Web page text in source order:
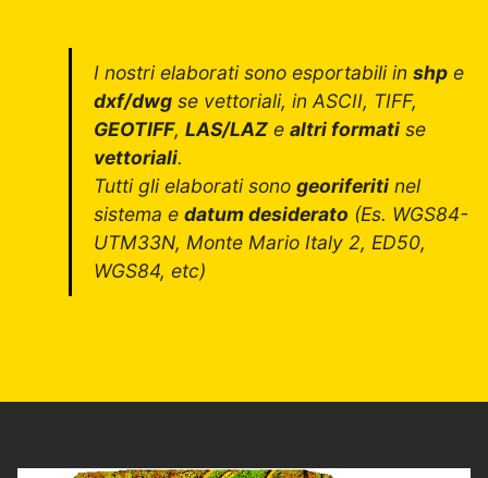
I nostri elaborati sono esportabili in shp e
dxf/dwg se vettoriali, in ASCII, TIFF,
GEOTIFF, LAS/LAZ e altri formati se
vettoriali.
Tutti gli elaborati sono georiferiti nel
sistema e datum desiderato (Es. WGS84-
UTM33N, Monte Mario Italy 2, ED50,
WGS84, etc)